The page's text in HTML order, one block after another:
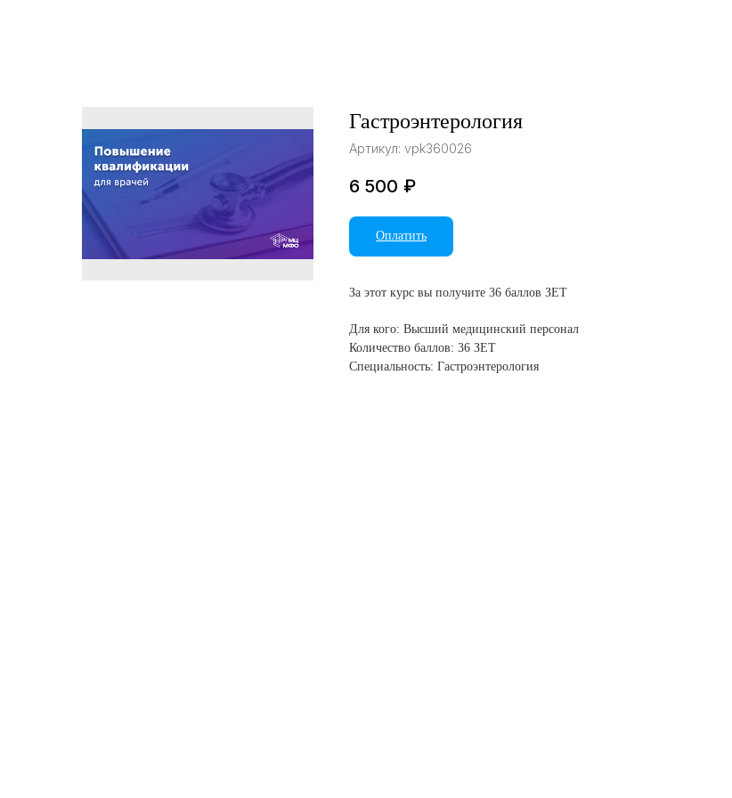
Гастроэнтерология
Артикул: vpk360026
6 500 ₽
Оплатить
За этот курс вы получите 36 баллов ЗЕТ
Для кого: Высший медицинский персонал
Количество баллов: 36 ЗЕТ
Специальность: Гастроэнтерология